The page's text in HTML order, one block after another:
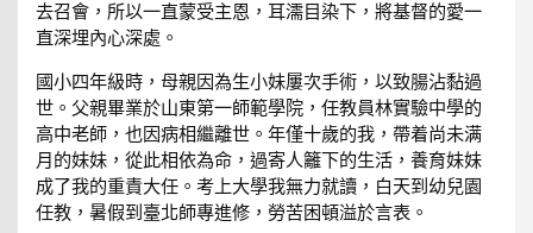
去召會，所以一直蒙受主恩，耳濡目染下，將基督的愛一
直深埋內心深處。
國小四年級時，母親因為生小妹屢次手術，以致腸沾黏過
世。父親畢業於山東第一師範學院，任教員林實驗中學的
高中老師，也因病相繼離世。年僅十歲的我，帶着尚未满
月的妹妹，從此相依為命，過寄人籬下的生活，養育妹妹
成了我的重責大任。考上大學我無力就讀，白天到幼兒園
任教，暑假到臺北師專進修，勞苦困頓溢於言表。